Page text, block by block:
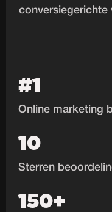
conversiegerichte
#1
Online marketing
10
Sterren
150+